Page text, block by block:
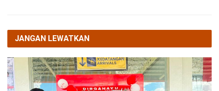
JANGAN LEWATKAN